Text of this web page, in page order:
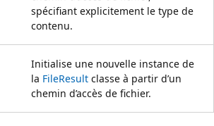
spécifiant explicitement le type de
contenu.
Initialise une nouvelle instance de
la FileResult classe à partir d’un
chemin d’accès de fichier.